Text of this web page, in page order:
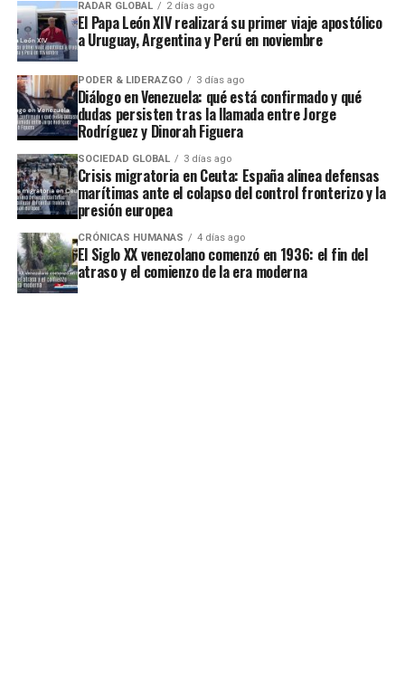
RADAR GLOBAL 2 días ago
El Papa León XIV realizará su primer viaje apostólico
a Uruguay, Argentina y Perú en noviembre
PODER & LIDERAZGO 3 días ago
Diálogo en Venezuela: qué está confirmado y qué
dudas persisten tras la llamada entre Jorge
Rodríguez y Dinorah Figuera
SOCIEDAD GLOBAL 3 días ago
Crisis migratoria en Ceuta: España alinea defensas
marítimas ante el colapso del control fronterizo y la
presión europea
CRÓNICAS HUMANAS 4 días ago
El Siglo XX venezolano comenzó en 1936: el fin del
atraso y el comienzo de la era moderna